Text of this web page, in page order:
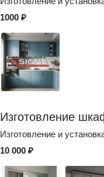
1000 ₽
Изготовление
Изготовление и
10 000 ₽